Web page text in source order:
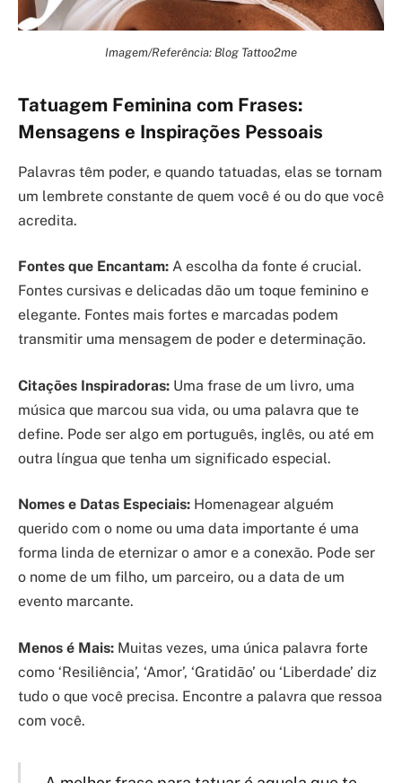
Imagem/Referência: Blog Tattoo2me
Tatuagem Feminina com Frases:
Mensagens e Inspirações Pessoais
Palavras têm poder, e quando tatuadas, elas se tornam
um lembrete constante de quem você é ou do que você
acredita.
Fontes que Encantam: A escolha da fonte é crucial.
Fontes cursivas e delicadas dão um toque feminino e
elegante. Fontes mais fortes e marcadas podem
transmitir uma mensagem de poder e determinação.
Citações Inspiradoras: Uma frase de um livro, uma
música que marcou sua vida, ou uma palavra que te
define. Pode ser algo em português, inglês, ou até em
outra língua que tenha um significado especial.
Nomes e Datas Especiais: Homenagear alguém
querido com o nome ou uma data importante é uma
forma linda de eternizar o amor e a conexão. Pode ser
o nome de um filho, um parceiro, ou a data de um
evento marcante.
Menos é Mais: Muitas vezes, uma única palavra forte
como ‘Resiliência’, ‘Amor’, ‘Gratidão’ ou ‘Liberdade’ diz
tudo o que você precisa. Encontre a palavra que ressoa
com você.